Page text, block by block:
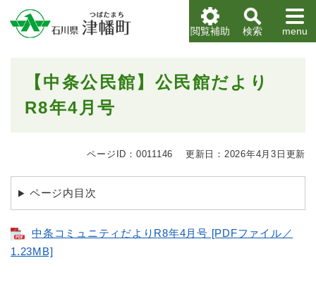
メニューを飛ばして本文へ
閲覧補助
検索 menu
【中条公民館】公民館だより
R8年4月号
ページID：0011146 更新日：2026年4月3日更新
ページ内目次
中条コミュニティだよりR8年4月号 [PDFファイル／
1.23MB]